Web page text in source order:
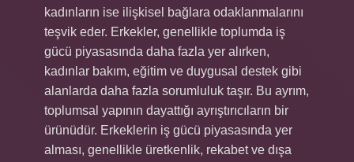
kadınların ise ilişkisel bağlara odaklanmalarını
teşvik eder. Erkekler, genellikle toplumda iş
gücü piyasasında daha fazla yer alırken,
kadınlar bakım, eğitim ve duygusal destek gibi
alanlarda daha fazla sorumluluk taşır. Bu ayrım,
toplumsal yapının dayattığı ayrıştırıcıların bir
ürünüdür. Erkeklerin iş gücü piyasasında yer
alması, genellikle üretkenlik, rekabet ve dışa